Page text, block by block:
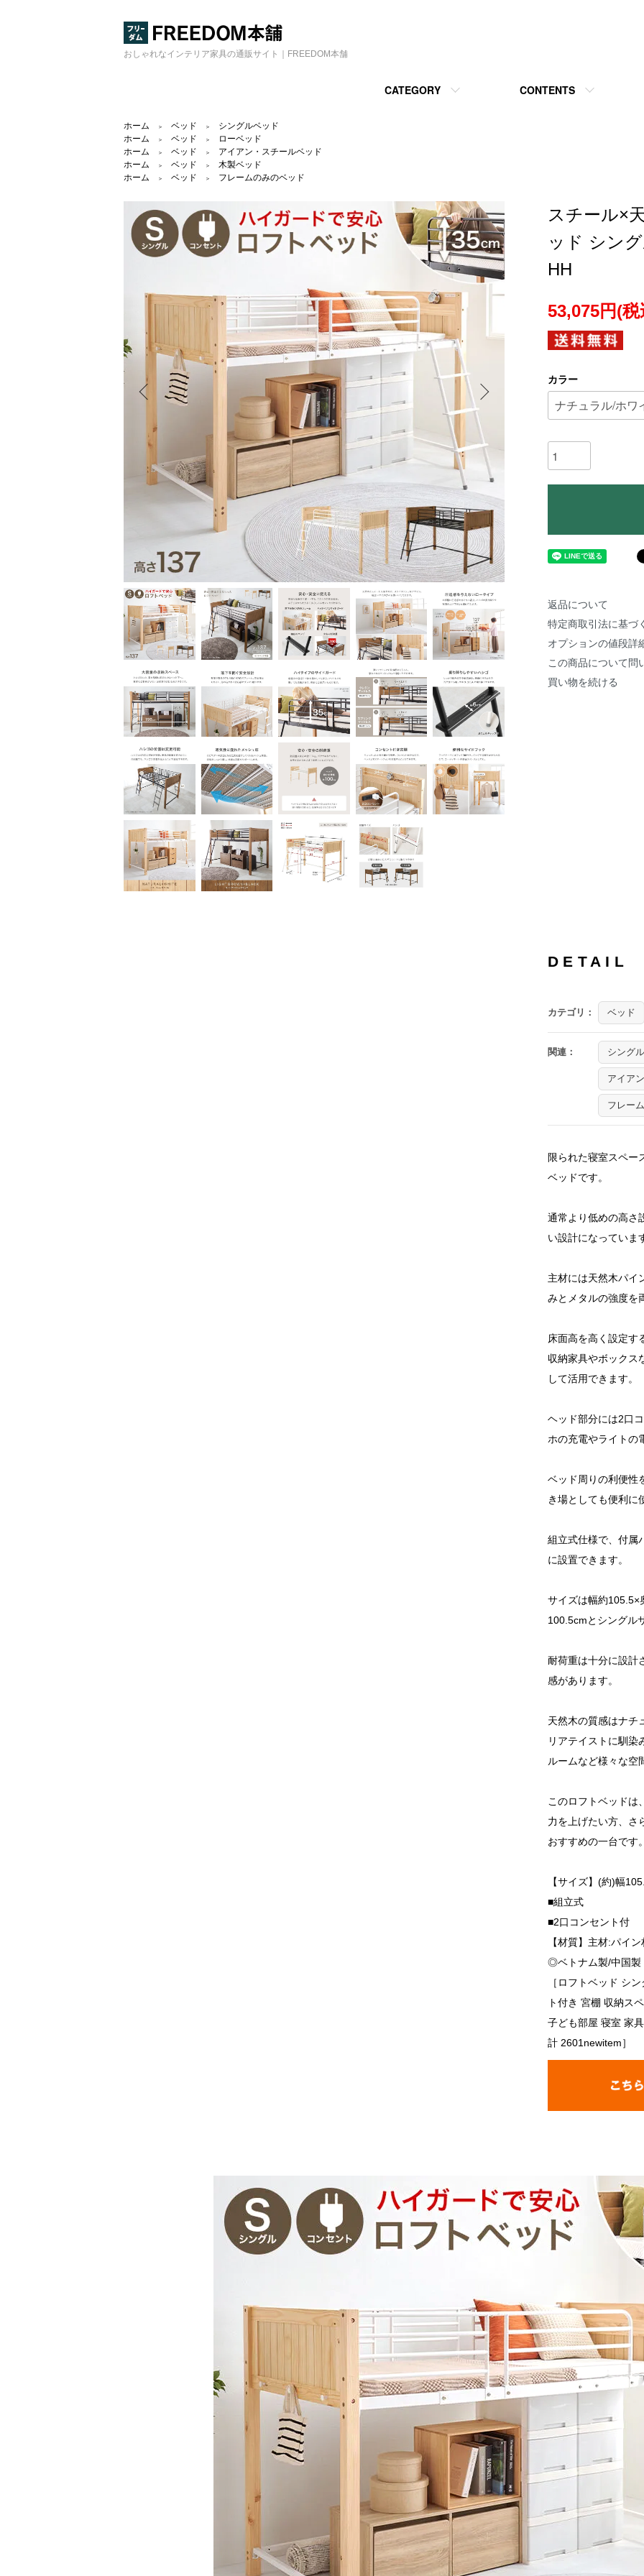
おしゃれなインテリア家具の通販サイト｜FREEDOM本舗
CATEGORY CONTENTS
ホーム ＞ ベッド ＞
シングルベッド
ホーム
＞ ベッド ＞
ローベッド
ホーム
＞ ベッド ＞
アイアン・スチールベッド
ホーム
＞ ベッド ＞
木製ベッド
ホーム
＞ ベッド ＞ フレームのみのベッド
スチール×
ッド シン
HH
53,075円(税
カラー
返品について
特定商取引法に基づ
オプションの値段詳
この商品について問
買い物を続ける
DETAIL
カテゴリ： ベッド
関連： シング
アイア
フレー
限られた寝室スペー
ベッドです。
通常より低めの高さ
い設計になっていま
主材には天然木パイ
みとメタルの強度を
床面高を高く設定す
収納家具やボックス
して活用できます。
ヘッド部分には2口
ホの充電やライトの
ベッド周りの利便性
き場としても便利に
組立式仕様で、付属
に設置できます。
サイズは幅約105.5×
100.5cmとシングル
耐荷重は十分に設計
感があります。
天然木の質感はナチ
リアテイストに馴染
ルームなど様々な空
このロフトベッドは
力を上げたい方、さ
おすすめの一台です。
【サイズ】(約)幅
■組立式
■2口コンセント付
【材質】主材:パイ
◎ベトナム製/中国製
［ロフトベッド シ
ト付き 宮棚 収納ス
子ども部屋 寝室 家
計 2601newitem］